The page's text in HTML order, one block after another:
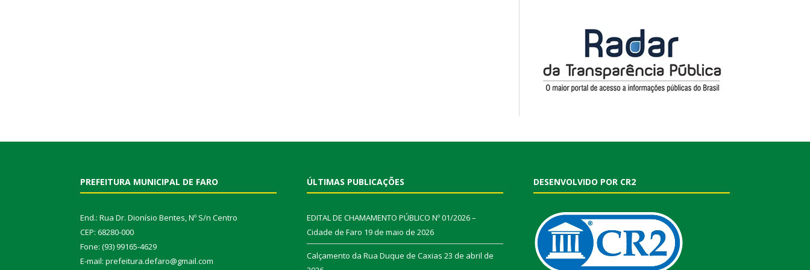
PREFEITURA MUNICIPAL DE FARO
End.: Rua Dr. Dionísio Bentes, Nº S/n Centro
CEP: 68280-000
Fone: (93) 99165-4629
E-mail: prefeitura.defaro@gmail.com
ÚLTIMAS PUBLICAÇÕES
EDITAL DE CHAMAMENTO PÚBLICO Nº 01/2026 –
Cidade de Faro 19 de maio de 2026
Calçamento da Rua Duque de Caxias 23 de abril de
DESENVOLVIDO POR CR2